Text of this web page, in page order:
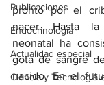
Publicaciones
Endocrinología
Actualidad especial
Ciencia y Tecnología
pronto por el
nacer. Hasta
neonatal ha
gota de sangre
nacido. En el